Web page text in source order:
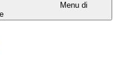
Menu di